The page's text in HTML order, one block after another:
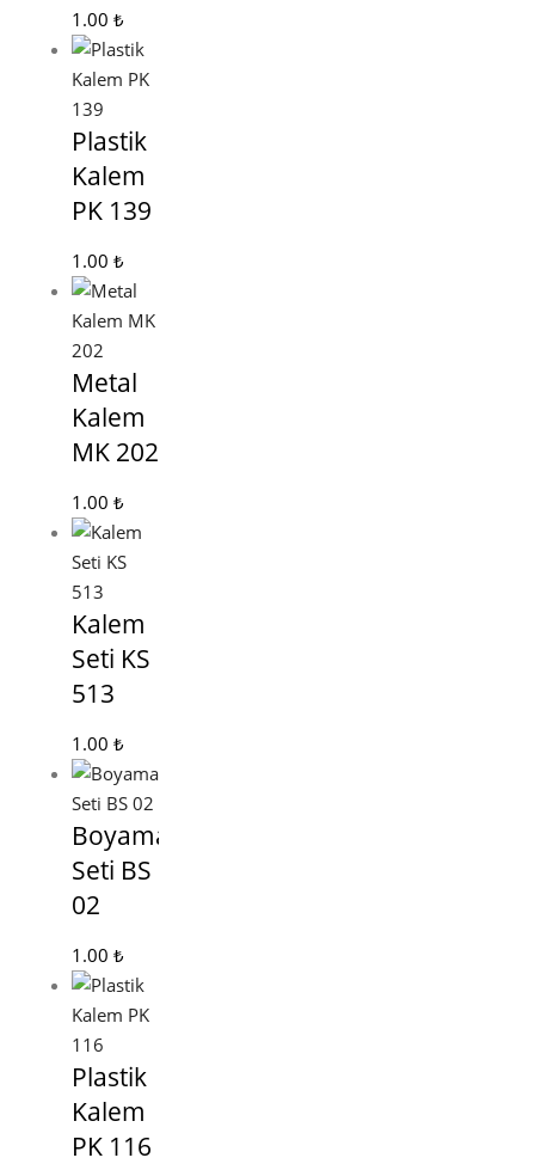
1.00 ₺
Plastik
Kalem
PK 139
1.00 ₺
Metal
Kalem
MK 202
1.00 ₺
Kalem
Seti KS
513
1.00 ₺
Boyama
Seti BS
02
1.00 ₺
Plastik
Kalem
PK 116